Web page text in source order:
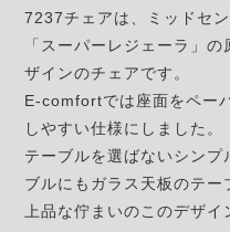
7237チェアは、ミッドセ
「スーパーレジェーラ」
ザインのチェアです。
E-comfortでは座面をペー
しやすい仕様にしました。
テーブルを選ばないシン
ブルにもガラス天板のテー
上品な佇まいのこのデザイ